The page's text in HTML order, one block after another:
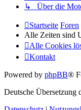
↳ Über die
Startseite Foren
Alle Zeiten sind
Alle Cookies
Kontakt
Powered by phpBB®
Deutsche Übersetzung